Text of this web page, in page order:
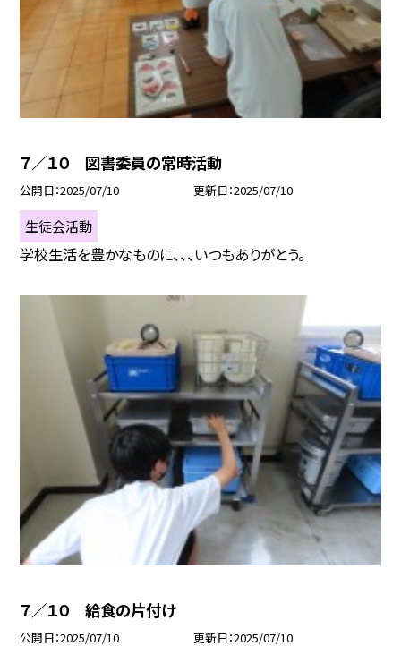
７／１０ 図書委員の常時活動
公開日 2025/07/10 更新日 2025/07/10
生徒会活動
学校生活を豊かなものに、、、いつもありがとう。
７／１０ 給食の片付け
公開日 2025/07/10 更新日 2025/07/10